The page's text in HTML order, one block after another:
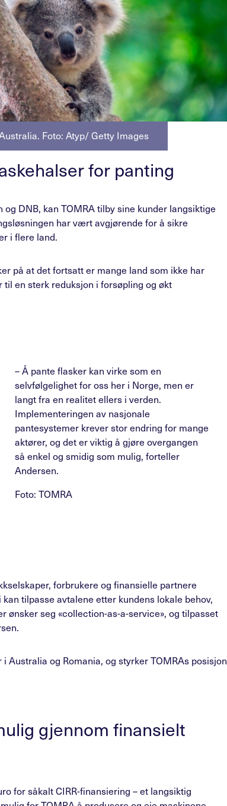
Foto: Atyp/ Getty Images
for panting
DNB, kan TOMRA tilby sine kunder langsiktige
har vært avgjørende for å sikre
i flere land.
på at det fortsatt er mange land som ikke har
en sterk reduksjon i forsøpling og økt
– Å pante flasker kan virke som en
selvfølgelighet for oss her i Norge, men er
langt fra en realitet ellers i verden.
Implementeringen av nasjonale
pantesystemer krever stor endring for mange
aktører, og det er viktig å gjøre overgangen
så enkel og smidig som mulig, forteller
Andersen.
Foto: TOMRA
forbrukere og finansielle partnere
tilpasse avtalene etter kundens lokale behov,
ønsker seg «collection-as-a-service», og tilpasset
og Romania, og styrker TOMRAs posisjon
gjennom finansielt
for såkalt CIRR-finansiering – et langsiktig